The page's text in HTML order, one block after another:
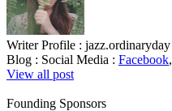
Writer Profile : jazz.ordinaryday
Blog : Social Media : Facebook,
View all post
Founding Sponsors